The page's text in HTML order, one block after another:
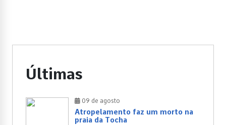
Últimas
09 de agosto
Atropelamento faz um morto na
praia da Tocha